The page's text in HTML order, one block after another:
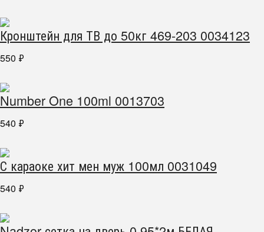
Кронштейн для ТВ до 50кг 469-203 0034123
550 ₽
Number One 100ml 0013703
540 ₽
С караоке хит мен муж 100мл 0031049
540 ₽